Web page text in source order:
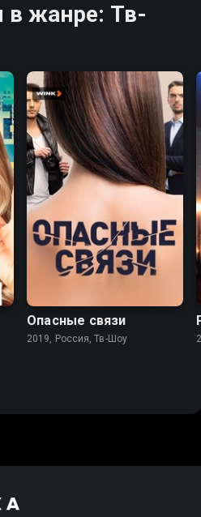
в жанре: Тв-
Опасные связи
2019, Россия, Тв-Шоу